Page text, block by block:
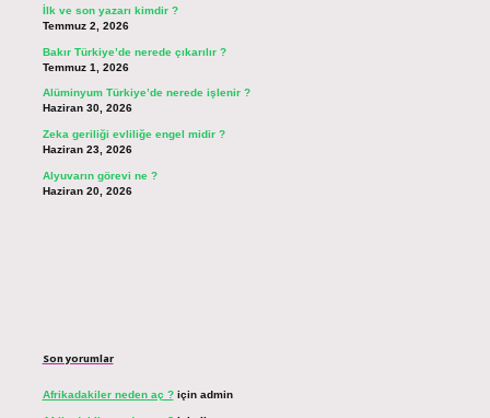
İlk ve son yazarı kimdir ?
Temmuz 2, 2026
Bakır Türkiye’de nerede çıkarılır ?
Temmuz 1, 2026
Alüminyum Türkiye’de nerede işlenir ?
Haziran 30, 2026
Zeka geriliği evliliğe engel midir ?
Haziran 23, 2026
Alyuvarın görevi ne ?
Haziran 20, 2026
Son yorumlar
Afrikadakiler neden aç ?için admin